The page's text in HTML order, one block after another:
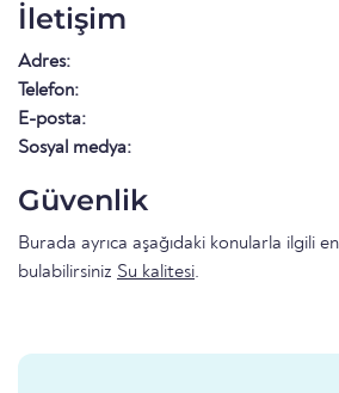
İletişim
Adres:
Telefon:
E-posta:
Sosyal medya:
Güvenlik
Burada ayrıca aşağıdaki konularla ilgili
bulabilirsiniz Su kalitesi.